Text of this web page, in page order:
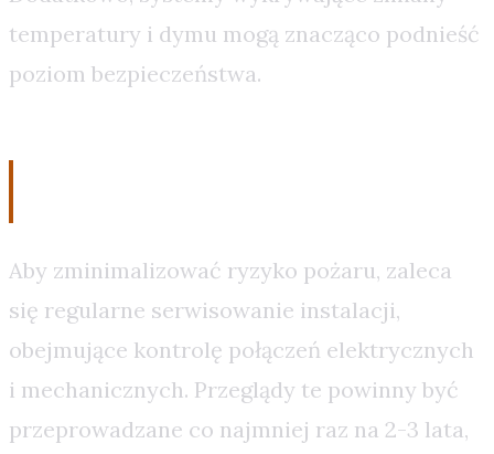
temperatury i dymu mogą znacząco podnieść
poziom bezpieczeństwa.
Aby zminimalizować ryzyko pożaru, zaleca
się regularne serwisowanie instalacji,
obejmujące kontrolę połączeń elektrycznych
i mechanicznych. Przeglądy te powinny być
przeprowadzane co najmniej raz na 2-3 lata,